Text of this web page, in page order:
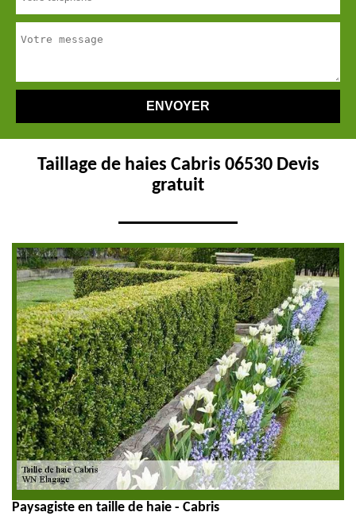
Taillage de haies Cabris 06530 Devis
gratuit
Paysagiste en taille de haie - Cabris